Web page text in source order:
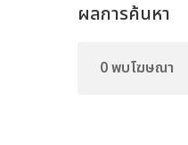
ผลการค้นหา
0 พบโฆษณา